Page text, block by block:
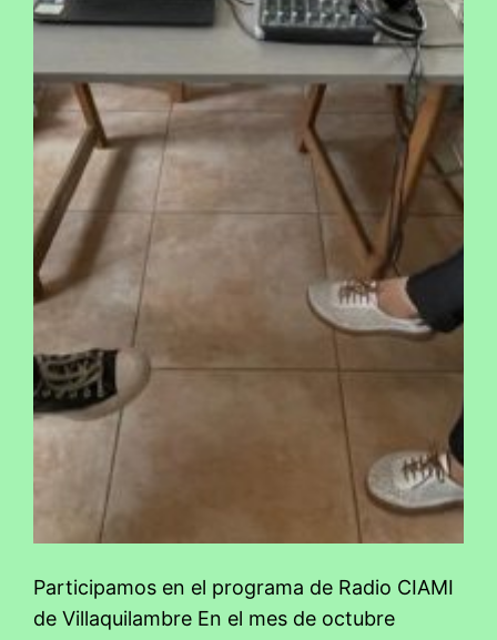
Participamos en el programa de Radio CIAMI
de Villaquilambre En el mes de octubre